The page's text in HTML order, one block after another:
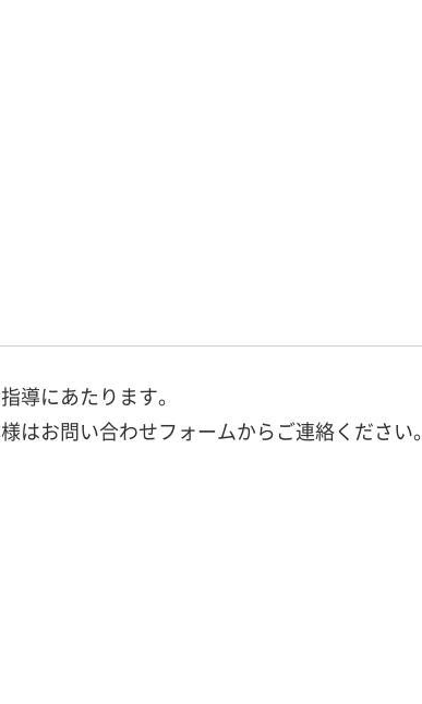
導にあたります。
お問い合わせフォームからご連絡ください。